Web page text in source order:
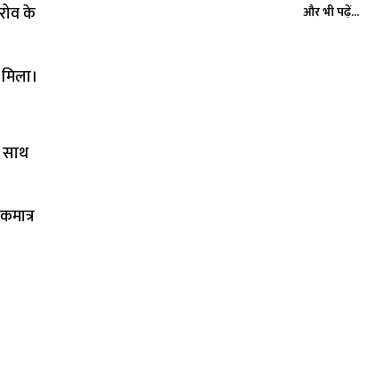
के
और भी पढ़ें...